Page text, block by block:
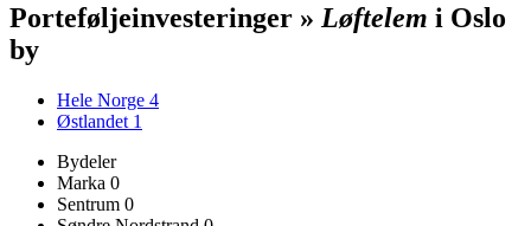
Porteføljeinvesteringer » Løftelem i Oslo
by
Hele Norge 4
Østlandet 1
Bydeler
Marka 0
Sentrum 0